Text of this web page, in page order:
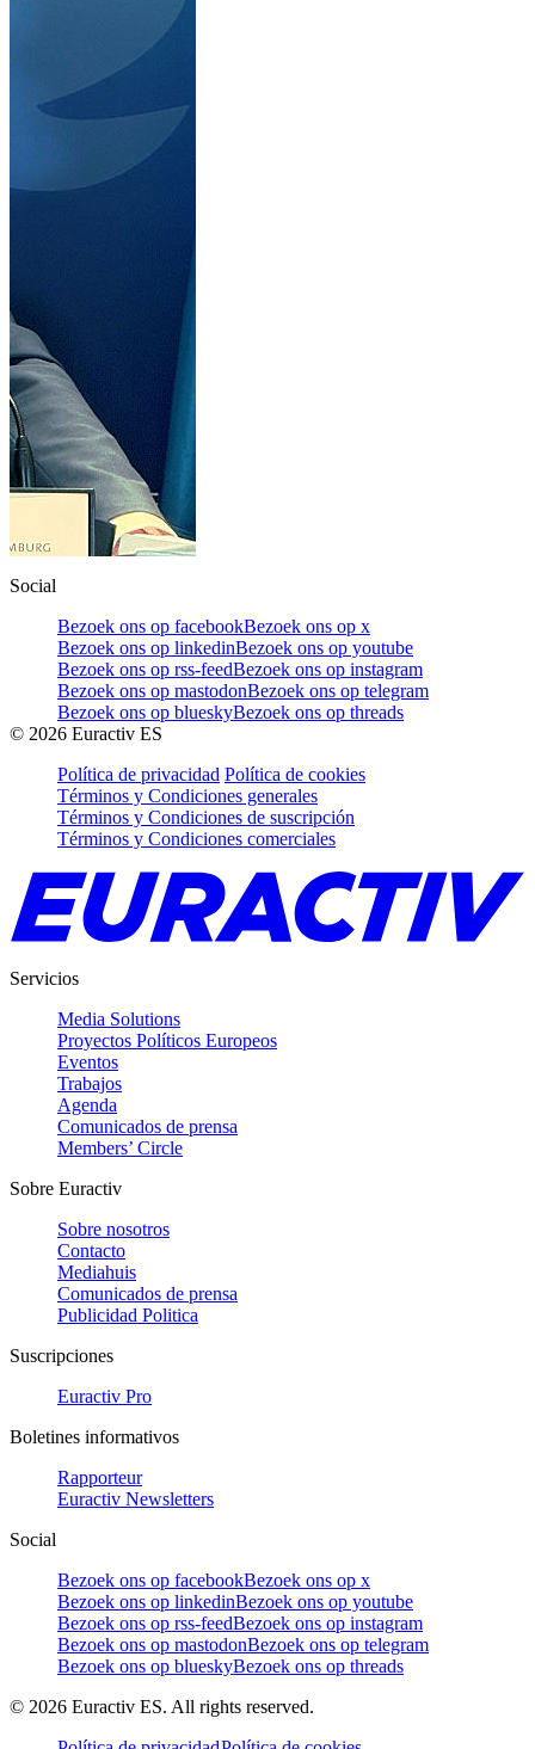
Social
Bezoek ons op facebookBezoek ons op x
Bezoek ons op linkedinBezoek ons op youtube
Bezoek ons op rss-feedBezoek ons op instagram
Bezoek ons op mastodonBezoek ons op telegram
Bezoek ons op blueskyBezoek ons op threads
© 2026 Euractiv ES
Política de privacidad Política de cookies
Términos y Condiciones generales
Términos y Condiciones de suscripción
Términos y Condiciones comerciales
Servicios
Media Solutions
Proyectos Políticos Europeos
Eventos
Trabajos
Agenda
Comunicados de prensa
Members’ Circle
Sobre Euractiv
Sobre nosotros
Contacto
Mediahuis
Comunicados de prensa
Publicidad Politica
Suscripciones
Euractiv Pro
Boletines informativos
Rapporteur
Euractiv Newsletters
Social
Bezoek ons op facebookBezoek ons op x
Bezoek ons op linkedinBezoek ons op youtube
Bezoek ons op rss-feedBezoek ons op instagram
Bezoek ons op mastodonBezoek ons op telegram
Bezoek ons op blueskyBezoek ons op threads
© 2026 Euractiv ES. All rights reserved.